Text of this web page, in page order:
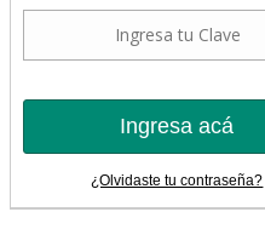
Ingresa acá
¿Olvidaste tu contraseña?